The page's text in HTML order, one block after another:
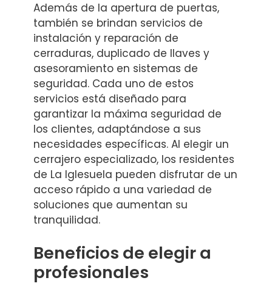
Además de la apertura de puertas,
también se brindan servicios de
instalación y reparación de
cerraduras, duplicado de llaves y
asesoramiento en sistemas de
seguridad. Cada uno de estos
servicios está diseñado para
garantizar la máxima seguridad de
los clientes, adaptándose a sus
necesidades específicas. Al elegir un
cerrajero especializado, los residentes
de La Iglesuela pueden disfrutar de un
acceso rápido a una variedad de
soluciones que aumentan su
tranquilidad.
Beneficios de elegir a
profesionales